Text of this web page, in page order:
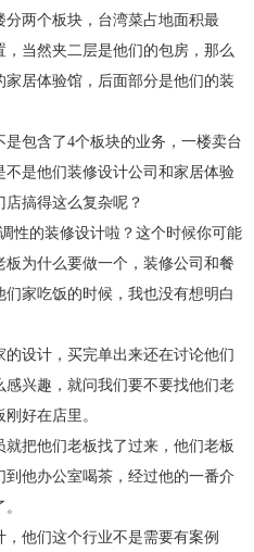
两个板块，台湾菜占地面积最
当然夹二层是他们的包房，那么
居体验馆，后面部分是他们的装
包含了4个板块的业务，一楼卖台
是他们装修设计公司和家居体验
搞得这么复杂呢？
性的装修设计啦？这个时候你可能
为什么要做一个，装修公司和餐
家吃饭的时候，我也没有想明白
设计，买完单出来还在讨论他们
兴趣，就问我们要不要找他们老
好在店里。
把他们老板找了过来，他们老板
他办公室喝茶，经过他的一番介
他们这个行业不是需要有案例